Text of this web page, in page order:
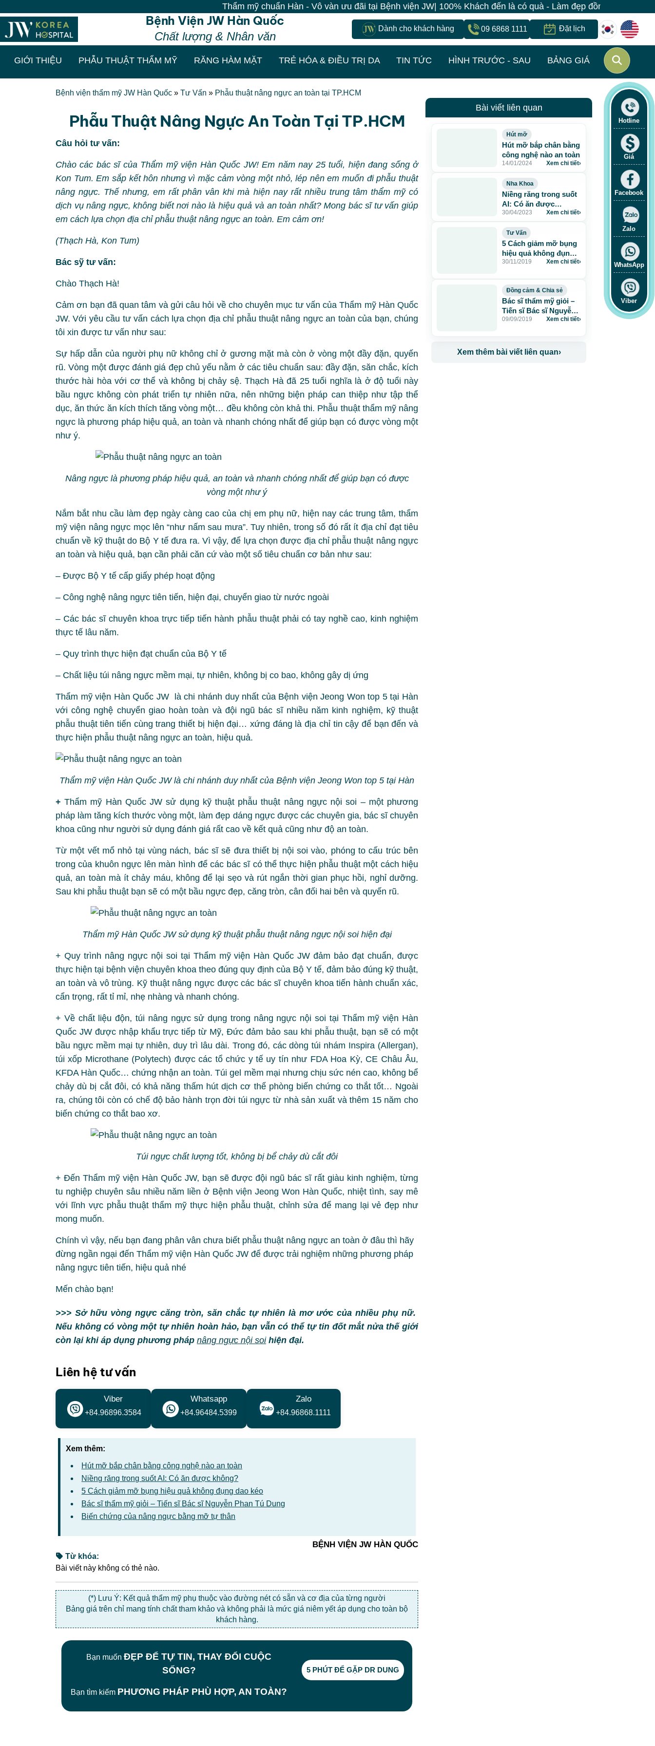
Thẩm mỹ chuẩn Hàn - Vô vàn ưu đãi tại Bệnh viện JW| 100% Khách đến là có quà - Làm đẹp đồng giá chỉ 499K - Đăng
Bệnh Viện JW Hàn Quốc
Chất lượng & Nhân văn
Dành cho khách hàng 09 6868 1111 Đặt lịch
GIỚI THIỆU PHẪU THUẬT THẨM MỸ RĂNG HÀM MẶT TRẺ HÓA & ĐIỀU TRỊ DA TIN TỨC HÌNH TRƯỚC - SAU BẢNG GIÁ
Bệnh viện thẩm mỹ JW Hàn Quốc » Tư Vấn » Phẫu thuật nâng ngực an toàn tại TP.HCM
Phẫu Thuật Nâng Ngực An Toàn Tại TP.HCM
Câu hỏi tư vấn:
Chào các bác sĩ của Thẩm mỹ viện Hàn Quốc JW! Em năm nay 25 tuổi, hiện đang sống ở
Kon Tum. Em sắp kết hôn nhưng vì mặc cảm vòng một nhỏ, lép nên em muốn đi phẫu thuật
nâng ngực. Thế nhưng, em rất phân vân khi mà hiện nay rất nhiều trung tâm thẩm mỹ có
dịch vụ nâng ngực, không biết nơi nào là hiệu quả và an toàn nhất? Mong bác sĩ tư vấn giúp
em cách lựa chọn địa chỉ phẫu thuật nâng ngực an toàn. Em cảm ơn!
(Thạch Hà, Kon Tum)
Bác sỹ tư vấn:
Chào Thạch Hà!
Cảm ơn bạn đã quan tâm và gửi câu hỏi về cho chuyên mục tư vấn của Thẩm mỹ Hàn Quốc
JW. Với yêu cầu tư vấn cách lựa chọn địa chỉ phẫu thuật nâng ngực an toàn của bạn, chúng
tôi xin được tư vấn như sau:
Sự hấp dẫn của người phụ nữ không chỉ ở gương mặt mà còn ở vòng một đầy đặn, quyến
rũ. Vòng một được đánh giá đẹp chủ yếu nằm ở các tiêu chuẩn sau: đầy đặn, săn chắc, kích
thước hài hòa với cơ thể và không bị chảy sệ. Thạch Hà đã 25 tuổi nghĩa là ở độ tuổi này
bầu ngực không còn phát triển tự nhiên nữa, nên những biện pháp can thiệp như tập thể
dục, ăn thức ăn kích thích tăng vòng một… đều không còn khả thi. Phẫu thuật thẩm mỹ nâng
ngực là phương pháp hiệu quả, an toàn và nhanh chóng nhất để giúp bạn có được vòng một
như ý.
Nâng ngực là phương pháp hiệu quả, an toàn và nhanh chóng nhất để giúp bạn có được
vòng một như ý
Nắm bắt nhu cầu làm đẹp ngày càng cao của chị em phụ nữ, hiện nay các trung tâm, thẩm
mỹ viện nâng ngực mọc lên “như nấm sau mưa”. Tuy nhiên, trong số đó rất ít địa chỉ đạt tiêu
chuẩn về kỹ thuật do Bộ Y tế đưa ra. Vì vậy, để lựa chọn được địa chỉ phẫu thuật nâng ngực
an toàn và hiệu quả, bạn cần phải căn cứ vào một số tiêu chuẩn cơ bản như sau:
– Được Bộ Y tế cấp giấy phép hoạt động
– Công nghệ nâng ngực tiên tiến, hiện đại, chuyển giao từ nước ngoài
– Các bác sĩ chuyên khoa trực tiếp tiến hành phẫu thuật phải có tay nghề cao, kinh nghiệm
thực tế lâu năm.
– Quy trình thực hiện đạt chuẩn của Bộ Y tế
– Chất liệu túi nâng ngực mềm mại, tự nhiên, không bị co bao, không gây dị ứng
Thẩm mỹ viện Hàn Quốc JW là chi nhánh duy nhất của Bệnh viện Jeong Won top 5 tại Hàn
với công nghệ chuyển giao hoàn toàn và đội ngũ bác sĩ nhiều năm kinh nghiệm, kỹ thuật
phẫu thuật tiên tiến cùng trang thiết bị hiện đại… xứng đáng là địa chỉ tin cậy để bạn đến và
thực hiện phẫu thuật nâng ngực an toàn, hiệu quả.
Thẩm mỹ viện Hàn Quốc JW là chi nhánh duy nhất của Bệnh viện Jeong Won top 5 tại Hàn
+Thẩm mỹ Hàn Quốc JW sử dụng kỹ thuật phẫu thuật nâng ngực nội soi – một phương
pháp làm tăng kích thước vòng một, làm đẹp dáng ngực được các chuyên gia, bác sĩ chuyên
khoa cũng như người sử dụng đánh giá rất cao về kết quả cũng như độ an toàn.
Từ một vết mổ nhỏ tại vùng nách, bác sĩ sẽ đưa thiết bị nội soi vào, phóng to cấu trúc bên
trong của khuôn ngực lên màn hình để các bác sĩ có thể thực hiện phẫu thuật một cách hiệu
quả, an toàn mà ít chảy máu, không để lại sẹo và rút ngắn thời gian phục hồi, nghỉ dưỡng.
Sau khi phẫu thuật bạn sẽ có một bầu ngực đẹp, căng tròn, cân đối hai bên và quyến rũ.
Thẩm mỹ Hàn Quốc JW sử dụng kỹ thuật phẫu thuật nâng ngực nội soi hiện đại
+ Quy trình nâng ngực nội soi tại Thẩm mỹ viện Hàn Quốc JW đảm bảo đạt chuẩn, được
thực hiện tại bệnh viện chuyên khoa theo đúng quy định của Bộ Y tế, đảm bảo đúng kỹ thuật,
an toàn và vô trùng. Kỹ thuật nâng ngực được các bác sĩ chuyên khoa tiến hành chuẩn xác,
cẩn trọng, rất tỉ mỉ, nhẹ nhàng và nhanh chóng.
+ Về chất liệu độn, túi nâng ngực sử dụng trong nâng ngực nội soi tại Thẩm mỹ viện Hàn
Quốc JW được nhập khẩu trực tiếp từ Mỹ, Đức đảm bảo sau khi phẫu thuật, bạn sẽ có một
bầu ngực mềm mại tự nhiên, duy trì lâu dài. Trong đó, các dòng túi nhám Inspira (Allergan),
túi xốp Microthane (Polytech) được các tổ chức y tế uy tín như FDA Hoa Kỳ, CE Châu Âu,
KFDA Hàn Quốc… chứng nhận an toàn. Túi gel mềm mại nhưng chịu sức nén cao, không bể
chảy dù bị cắt đôi, có khả năng thấm hút dịch cơ thể phòng biến chứng co thắt tốt… Ngoài
ra, chúng tôi còn có chế độ bảo hành trọn đời túi ngực từ nhà sản xuất và thêm 15 năm cho
biến chứng co thắt bao xơ.
Túi ngực chất lượng tốt, không bị bể chảy dù cắt đôi
+ Đến Thẩm mỹ viện Hàn Quốc JW, bạn sẽ được đội ngũ bác sĩ rất giàu kinh nghiệm, từng
tu nghiệp chuyên sâu nhiều năm liền ở Bệnh viện Jeong Won Hàn Quốc, nhiệt tình, say mê
với lĩnh vực phẫu thuật thẩm mỹ thực hiện phẫu thuật, chỉnh sửa để mang lại vẻ đẹp như
mong muốn.
Chính vì vậy, nếu bạn đang phân vân chưa biết phẫu thuật nâng ngực an toàn ở đâu thì hãy
đừng ngần ngại đến Thẩm mỹ viện Hàn Quốc JW để được trải nghiệm những phương pháp
nâng ngực tiên tiến, hiệu quả nhé
Mến chào bạn!
>>> Sở hữu vòng ngực căng tròn, săn chắc tự nhiên là mơ ước của nhiều phụ nữ.
Nếu không có vòng một tự nhiên hoàn hảo, bạn vẫn có thể tự tin đốt mắt nửa thế giới
còn lại khi áp dụng phương pháp nâng ngực nội soihiện đại.
Liên hệ tư vấn
Viber
+84.96896.3584
Whatsapp
+84.96484.5399
Zalo
+84.96868.1111
Xem thêm:
Hút mỡ bắp chân bằng công nghệ nào an toàn
Niềng răng trong suốt AI: Có ăn được không?
5 Cách giảm mỡ bụng hiệu quả không đụng dao kéo
Bác sĩ thẩm mỹ giỏi – Tiến sĩ Bác sĩ Nguyễn Phan Tú Dung
Biến chứng của nâng ngực bằng mỡ tự thân
BỆNH VIỆN JW HÀN QUỐC
Từ khóa:
Bài viết này không có thẻ nào.
(*) Lưu Ý: Kết quả thẩm mỹ phụ thuộc vào đường nét có sẵn và cơ địa của từng người
Bảng giá trên chỉ mang tính chất tham khảo và không phải là mức giá niêm yết áp dụng cho toàn bộ
khách hàng.
Bài viết liên quan
Hút mỡ
Hút mỡ bắp chân bằng
công nghệ nào an toàn
14/01/2024 Xem chi tiết›
Nha Khoa
Niềng răng trong suốt
AI: Có ăn được
không?
30/04/2023 Xem chi tiết›
Tư Vấn
5 Cách giảm mỡ bụng
hiệu quả không đụng
dao kéo
30/11/2019 Xem chi tiết›
Đồng cảm & Chia sẻ
Bác sĩ thẩm mỹ giỏi –
Tiến sĩ Bác sĩ Nguyễn
Phan Tú Dung
09/09/2019 Xem chi tiết›
Xem thêm bài viết liên quan›
Bạn muốn ĐẸP ĐỂ TỰ TIN, THAY ĐỔI CUỘC
SỐNG?
Bạn tìm kiếm PHƯƠNG PHÁP PHÙ HỢP, AN TOÀN?
5 PHÚT ĐỂ GẶP DR DUNG
Hotline
Giá
Facebook
Zalo
WhatsApp
Viber